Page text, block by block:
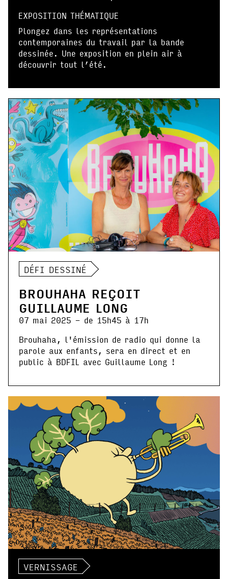
EXPOSITION THÉMATIQUE
Plongez dans les représentations
contemporaines du travail par la bande
dessinée. Une exposition en plein air à
découvrir tout l’été.
DÉFI DESSINÉ
BROUHAHA REÇOIT
GUILLAUME LONG
07 mai 2025 - de 15h45 à 17h
Brouhaha, l'émission de radio qui donne la
parole aux enfants, sera en direct et en
public à BDFIL avec Guillaume Long !
VERNISSAGE